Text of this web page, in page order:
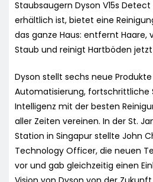
Staubsaugern Dyson V15s
erhältlich ist, bietet eine
das ganze Haus: entfernt Haare,
Staub und reinigt Hartböden
Dyson stellt sechs neue
Automatisierung, fortschrittliche
Intelligenz mit der besten
aller Zeiten vereinen. In der St.
Station in Singapur stellte John
Technology Officer, die neuen
vor und gab gleichzeitig einen